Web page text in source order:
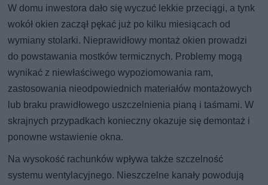
W domu inwestora dało się wyczuć lekkie przeciągi, a tynk
wokół okien zaczął pękać już po kilku miesiącach od
wymiany stolarki. Nieprawidłowy montaż okien prowadzi
do powstawania mostków termicznych. Problemy mogą
wynikać z niewłaściwego wypoziomowania ram,
zastosowania nieodpowiednich materiałów montażowych
lub braku prawidłowego uszczelnienia pianą i taśmami. W
skrajnych przypadkach konieczny okazuje się demontaż i
ponowne wstawienie okna.
Na wysokość rachunków wpływa także szczelność
systemu wentylacyjnego. Nieszczelne kanały powodują